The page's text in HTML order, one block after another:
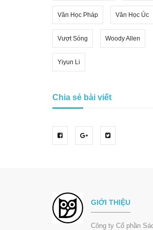
Văn Học Pháp Văn Học Úc
Vượt Sóng Woody Allen
Yiyun Li
Chia sẻ bài viết
GIỚI THIỆU
Công ty Cổ phần